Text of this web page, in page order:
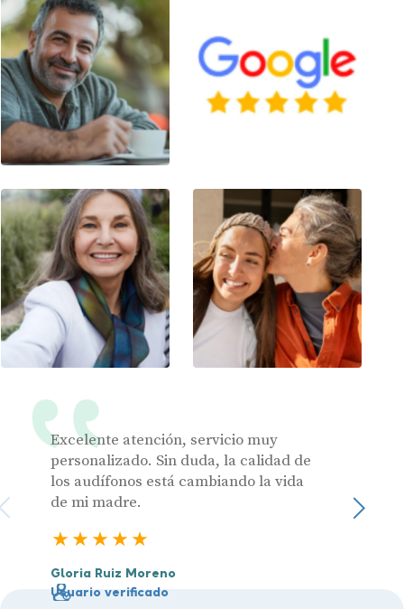
Excelente atención, servicio muy
personalizado. Sin duda, la calidad de
los audífonos está cambiando la vida
de mi madre.
Gloria Ruiz Moreno
Usuario verificado
Julia